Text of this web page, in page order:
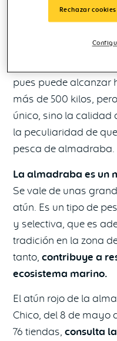
El atún rojo de la
Por algo
pues puede alcanzar
más de 500 kilos,
único, sino la calidad
la peculiaridad de
pesca de almadraba.
La almadraba es un
Se vale de unas
atún. Es un tipo de
y selectiva, que es
tradición en la zona
tanto,contribuye a
ecosistema marino.
El atún rojo de la
Chico, del 8 de mayo
76 tiendas,consulta
Rechazar cookies